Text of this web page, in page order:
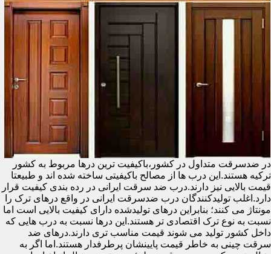
در ضدسرقت متداول در کشور،باکیفیت ترین درها مربوط به کشور
ترکیه هستند.این درب ها از مصالح باکیفیتی ساخته شده اند و طبیعتا
قیمت بالایی نیز دارند.درب ضد سرقت ایرانی در رده بندی کیفیت قرار
دارد.اغلب تولیدکنندگان درب ضدسرقت ایرانی در واقع درهای ترک را
مونتاژ می کنند؛ بنابراین درهای تولیدشده دارای کیفیت بالایی است اما
نسبت به نوع ترک اقتصادی تر هستند.این درها نسبت به درب هایی که
داخل کشور تولید می شوند قیمت مناسب تری دارند.درهای ضد
سرقت چینی به خاطر قیمت پایینشان پرطرفدار هستند.اما اگر به